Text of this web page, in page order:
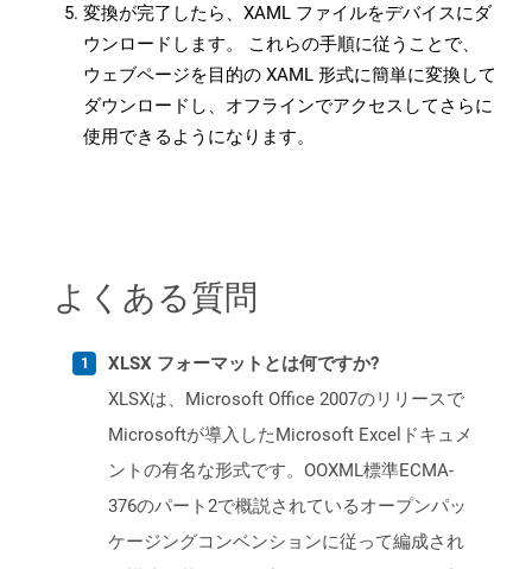
変換が完了したら、XAML ファイルをデバイスにダ
ウンロードします。 これらの手順に従うことで、
ウェブページを目的の XAML 形式に簡単に変換して
ダウンロードし、オフラインでアクセスしてさらに
使用できるようになります。
よくある質問
XLSX フォーマットとは何ですか?
XLSXは、Microsoft Office 2007のリリースで
Microsoftが導入したMicrosoft Excelドキュメ
ントの有名な形式です。OOXML標準ECMA-
376のパート2で概説されているオープンパッ
ケージングコンベンションに従って編成され